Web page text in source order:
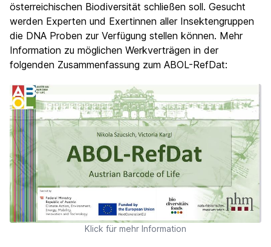
österreichischen Biodiversität schließen soll. Gesucht
werden Experten und Exertinnen aller Insektengruppen
die DNA Proben zur Verfügung stellen können. Mehr
Information zu möglichen Werkverträgen in der
folgenden Zusammenfassung zum ABOL-RefDat:
Klick für mehr Information